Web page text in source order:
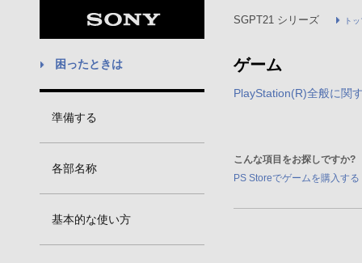
SGPT21 シリーズ ト
困ったときは
準備する
各部名称
基本的な使い方
ゲーム
PlayStation(R)全般に関
こんな項目をお探しですか?
PS Storeでゲームを購入する